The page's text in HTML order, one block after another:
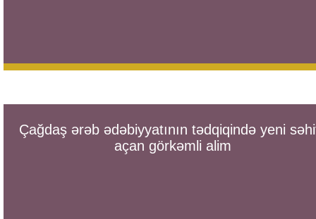
Çağdaş ərəb ədəbiyyatının tədqiqində yeni
açan görkəmli alim